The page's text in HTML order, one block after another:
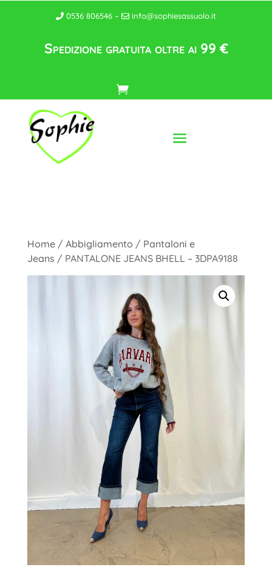
0536 806546 – info@sophiesassuolo.it
Spedizione gratuita oltre ai 99 €
Home/ Abbigliamento / Pantaloni e
Jeans / PANTALONE JEANS BHELL – 3DPA9188